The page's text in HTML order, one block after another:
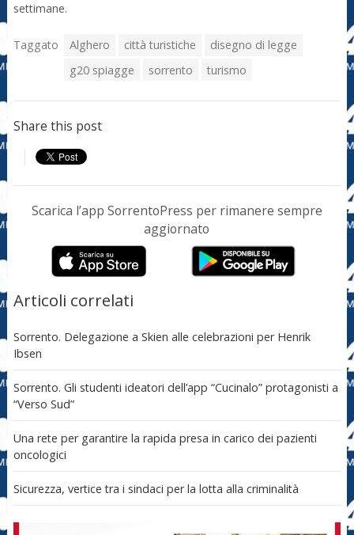
settimane.
Taggato Alghero città turistiche
disegno di legge
g20 spiagge
sorrento turismo
Share this post
Scarica l’app SorrentoPress per rimanere sempre
aggiornato
Articoli correlati
Sorrento. Delegazione a Skien alle celebrazioni per Henrik
Ibsen
Sorrento. Gli studenti ideatori dell’app “Cucinalo” protagonisti a
“Verso Sud”
Una rete per garantire la rapida presa in carico dei pazienti
oncologici
Sicurezza, vertice tra i sindaci per la lotta alla criminalità